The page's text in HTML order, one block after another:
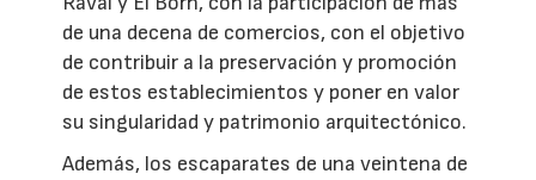
de una decena de comercios, con el objetivo
de contribuir a la preservación y promoción
de estos establecimientos y poner en valor
su singularidad y patrimonio arquitectónico.
Además, los escaparates de una veintena de